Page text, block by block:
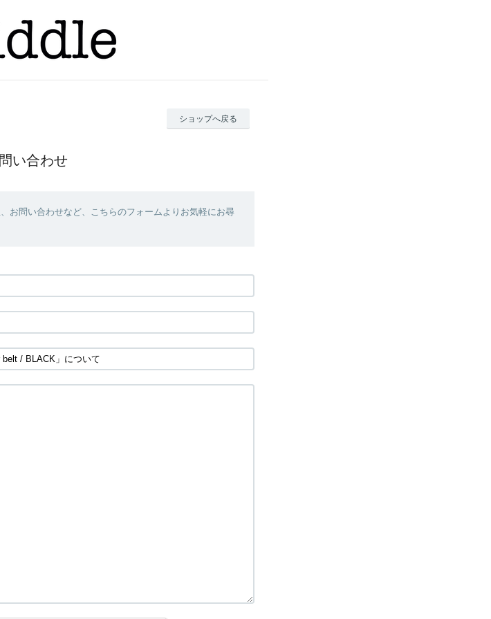
ショップへ戻る
い合わせ
お問い合わせなど、こちらのフォームよりお気軽にお尋